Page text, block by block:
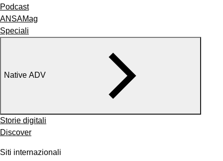
Podcast
ANSAMag
Speciali
Native ADV
Storie digitali
Discover
Siti internazionali